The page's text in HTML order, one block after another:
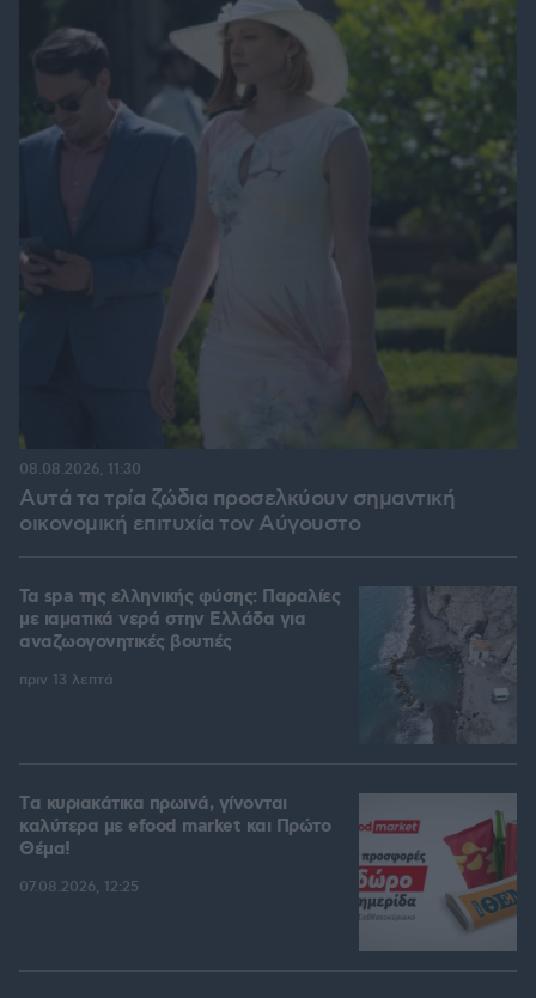
Αυτά τα τρία ζώδια προσελκύουν σημαντική
οικονομική επιτυχία τον Αύγουστο
08.08.2026, 11:30
Τα spa της ελληνικής φύσης: Παραλίες
με ιαματικά νερά στην Ελλάδα για
αναζωογονητικές βουτιές
πριν 13 λεπτά
Tα κυριακάτικα πρωινά, γίνονται
καλύτερα με efood market και Πρώτο
Θέμα!
07.08.2026, 12:25